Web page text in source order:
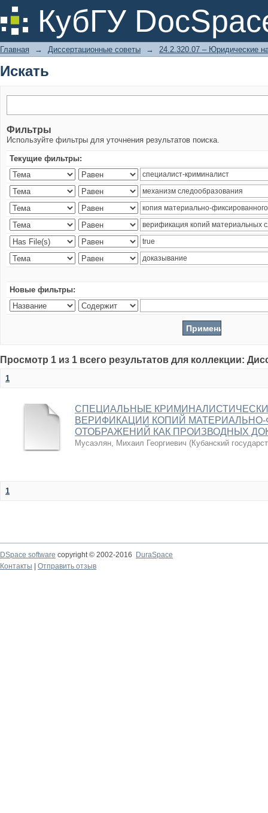
КубГУ
Искать
Главная → Диссертационные советы → 24.2.320.07 – Юридические
Искать
Фильтры
Используйте фильтры для уточнения результатов поиска.
Текущие фильтры:
Новые фильтры:
Просмотр 1 из 1 всего результатов для коллекции:
1
СПЕЦИАЛЬНЫЕ
ВЕРИФИКАЦИИ КОПИЙ
ОТОБРАЖЕНИЙ КАК ПРОИЗВОДНЫХ
Мусаэлян, Михаил Георгиевич (Кубанский
1
DSpace software copyright © 2002-2016
DuraSpace
Контакты
Отправить отзыв